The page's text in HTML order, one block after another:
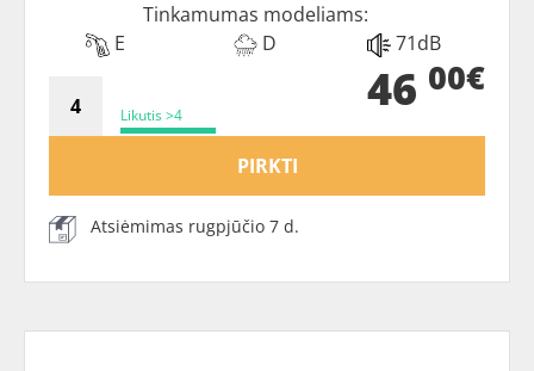
Tinkamumas modeliams:
E
D 71dB
Likutis >4 46 00€
PIRKTI
Atsiėmimas rugpjūčio 7 d.